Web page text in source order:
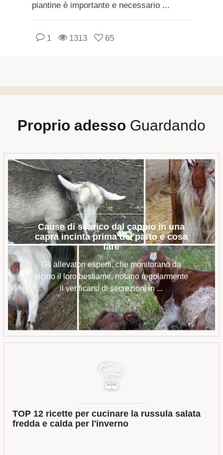
piantine è importante e necessario ...
1 1313 65
Proprio adessoGuardando
Cause di scarico dal cappio in una
capra incinta prima del parto e cosa
fare
Gli allevatori esperti, che monitorano da
vicino il loro bestiame, notano regolarmente
il verificarsi di secrezioni in ...
TOP 12 ricette per cucinare la russula salata
fredda e calda per l'inverno